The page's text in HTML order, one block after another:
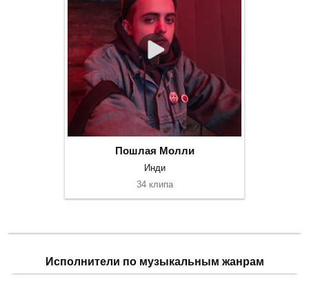
Пошлая Молли
Инди
34 клипа
Исполнители по музыкальным жанрам